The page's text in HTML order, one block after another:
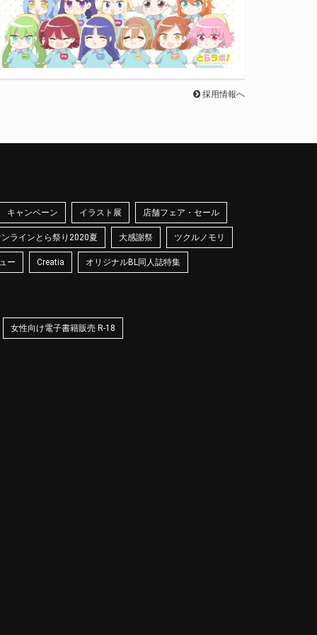
採用情報へ
キャンペーン イラスト展 店舗フェア・セール
ラインとら祭り2020夏 大感謝祭 ツクルノモリ
ー Creatia オリジナルBL同人誌特集
女性向け電子書籍販売 R-18